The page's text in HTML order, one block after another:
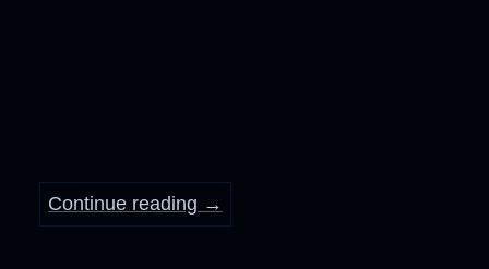
Continue reading →